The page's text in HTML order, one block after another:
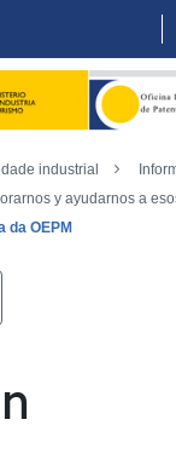
industrial
y ayudarnos a
da OEPM